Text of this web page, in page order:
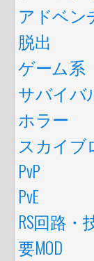
アドベン
脱出
ゲーム系
サバイバ
ホラー
スカイブ
PvP
PvE
RS回路・
要MOD